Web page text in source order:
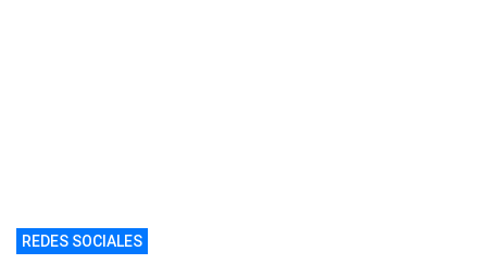
REDES SOCIALES